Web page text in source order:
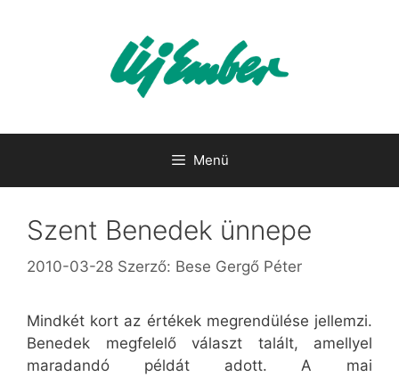
Menü
Szent Benedek ünnepe
2010-03-28 Szerző: Bese Gergő Péter
Mindkét kort az értékek megrendülése jellemzi.
Benedek megfelelő választ talált, amellyel
maradandó példát adott. A mai